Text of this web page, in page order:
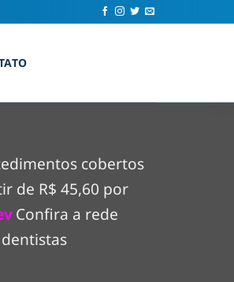
cobertos
de R$ 45,60 por
Confira a rede